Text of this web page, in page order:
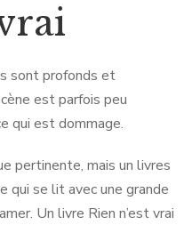
sont profonds et
est parfois peu
qui est dommage.
pertinente, mais un livres
qui se lit avec une grande
Un livre Rien n’est vrai